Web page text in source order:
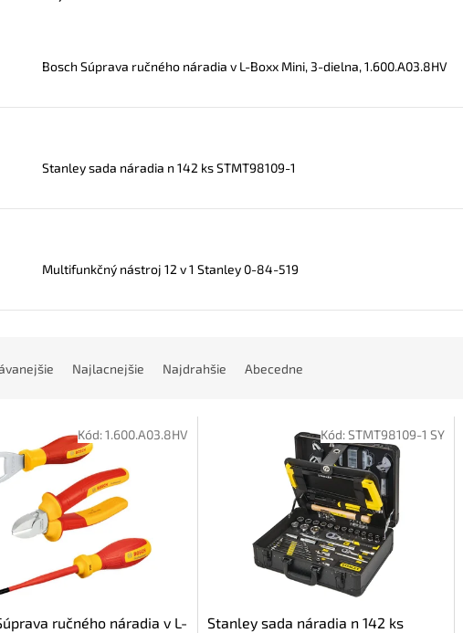
Bosch Súprava ručného náradia v L-Boxx Mini, 3-dielna, 1.600.A03.8HV
Stanley sada náradia n 142 ks STMT98109-1
Multifunkčný nástroj 12 v 1 Stanley 0-84-519
Najlacnejšie Najdrahšie Abecedne
ručného náradia v L-
Kód:1.600.A03.8HV
Stanley sada náradia n 142 ks
Kód:STMT98109-1 SY